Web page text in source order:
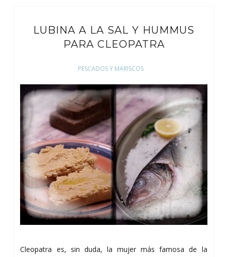
LUBINA A LA SAL Y HUMMUS
PARA CLEOPATRA
PESCADOS Y MARISCOS
Cleopatra es, sin duda, la mujer más famosa de la